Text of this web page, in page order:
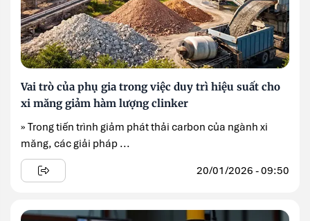
Vai trò của phụ gia trong việc duy trì hiệu suất cho
xi măng giảm hàm lượng clinker
» Trong tiến trình giảm phát thải carbon của ngành xi
măng, các giải pháp ...
20/01/2026 - 09:50